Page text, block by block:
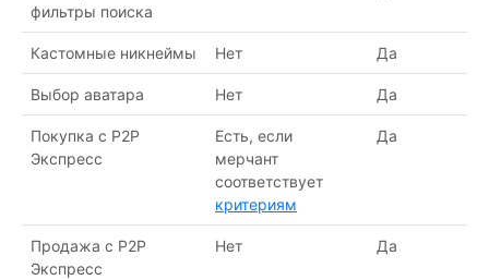
фильтры поиска
Кастомные никнеймы Нет Да
Выбор аватара Нет Да
Покупка с P2P
Экспресс
Есть, если
мерчант
соответствует
критериям
Да
Продажа с P2P
Экспресс
Нет Да